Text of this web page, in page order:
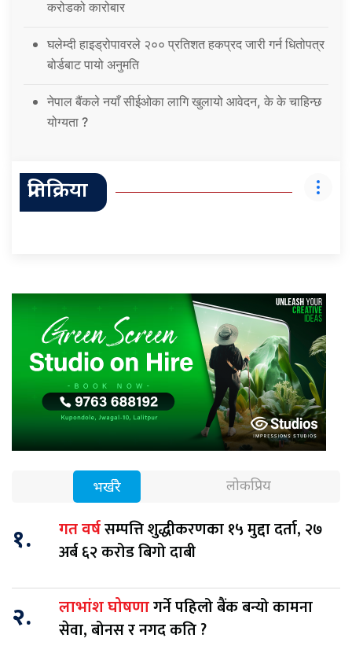
करोडको कारोबार
घलेम्दी हाइड्रोपावरले २०० प्रतिशत हकप्रद जारी गर्न धितोपत्र
बोर्डबाट पायो अनुमति
नेपाल बैंकले नयाँ सीईओका लागि खुलायो आवेदन, के के चाहिन्छ
योग्यता ?
प्रतिक्रिया
भर्खरै लोकप्रिय
१. गत वर्षसम्पत्ति शुद्धीकरणका १५ मुद्दा दर्ता, २७
अर्ब ६२ करोड बिगो दाबी
२. लाभांश घोषणागर्ने पहिलो बैंक बन्यो कामना
सेवा, बोनस र नगद कति ?